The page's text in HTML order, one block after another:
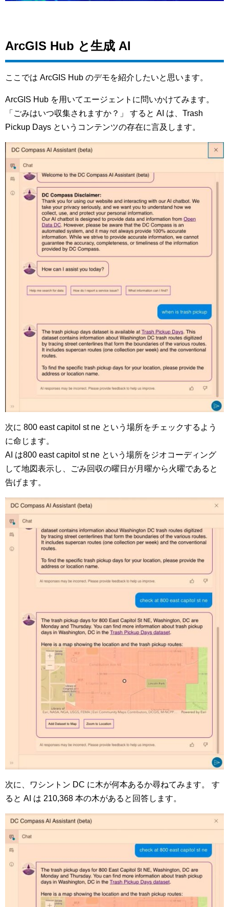
ArcGIS Hub と生成 AI
ここでは ArcGIS Hub のデモを紹介したいと思います。
ArcGIS Hub を用いてエージェントに問いかけてみます。
「ごみはいつ収集されますか？」 すると AI は、Trash
Pickup Days というコンテンツの存在に言及します。
次に 800 east capitol st ne という場所をチェックするよう
に命じます。
AI は800 east capitol st ne という場所をジオコーディング
して地図表示し、ごみ回収の曜日が月曜から火曜であると
告げます。
次に、ワシントン DC に木が何本あるか尋ねてみます。 す
ると AI は 210,368 本の木があると回答します。